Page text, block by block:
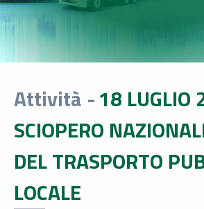
Attività -18 LUGLIO
SCIOPERO
DEL TRASPORTO
LOCALE